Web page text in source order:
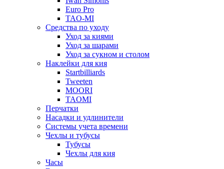
Euro Pro
TAO-MI
Средства по уходу
Уход за киями
Уход за шарами
Уход за сукном и столом
Наклейки для кия
Startbilliards
Tweeten
MOORI
TAOMI
Перчатки
Насадки и удлинители
Системы учета времени
Чехлы и тубусы
Тубусы
Чехлы для кия
Часы